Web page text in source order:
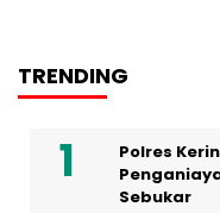
TRENDING
Polres
Sebukar